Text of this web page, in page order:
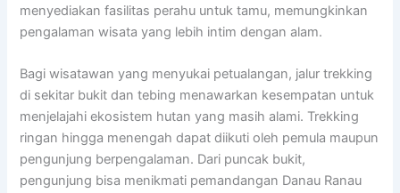
menyediakan fasilitas perahu untuk tamu, memungkinkan
pengalaman wisata yang lebih intim dengan alam.
Bagi wisatawan yang menyukai petualangan, jalur trekking
di sekitar bukit dan tebing menawarkan kesempatan untuk
menjelajahi ekosistem hutan yang masih alami. Trekking
ringan hingga menengah dapat diikuti oleh pemula maupun
pengunjung berpengalaman. Dari puncak bukit,
pengunjung bisa menikmati pemandangan Danau Ranau